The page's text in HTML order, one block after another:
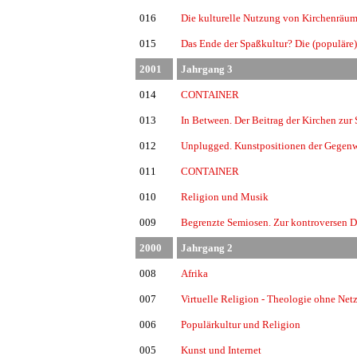
016 Die kulturelle Nutzung von
015 Das Ende der Spaßkultur? Die
2001 Jahrgang 3
014 CONTAINER
013 In Between. Der Beitrag der Kirchen zur
012 Unplugged. Kunstpositionen der
011 CONTAINER
010 Religion und Musik
009 Begrenzte Semiosen. Zur kontroversen
2000 Jahrgang 2
008 Afrika
007 Virtuelle Religion - Theologie ohne
006 Populärkultur und Religion
005 Kunst und Internet